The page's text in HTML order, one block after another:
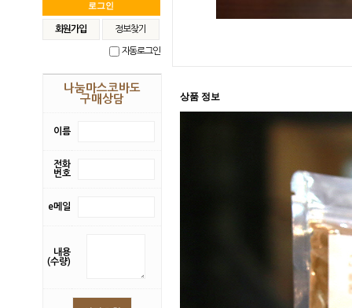
회원가입 정보찾기
자동로그인
나눔마스코바도
구매상담
이름
전화
번호
e메일
내용
(수량)
상품 정보